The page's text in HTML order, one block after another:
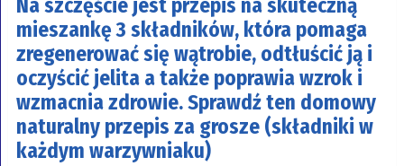
Na szczęście jest przepis na skuteczną
mieszankę 3 składników, która pomaga
zregenerować się wątrobie, odtłuścić ją i
oczyścić jelita a także poprawia wzrok i
wzmacnia zdrowie. Sprawdź ten domowy
naturalny przepis za grosze (składniki w
każdym warzywniaku)